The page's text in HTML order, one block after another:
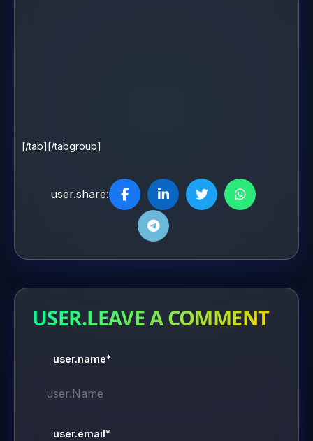
[/tab][/tabgroup]
user.share:
USER.LEAVE A COMMENT
user.name*
user.email*